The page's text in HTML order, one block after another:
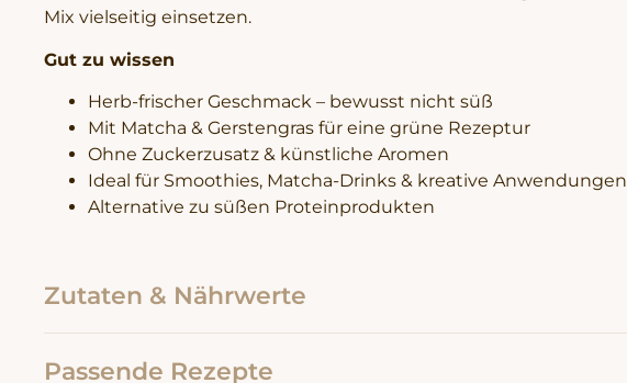
Mix vielseitig einsetzen.
Gut zu wissen
Herb-frischer Geschmack – bewusst nicht süß
Mit Matcha & Gerstengras für eine grüne Rezeptur
Ohne Zuckerzusatz & künstliche Aromen
Ideal für Smoothies, Matcha-Drinks & kreative Anwendungen
Alternative zu süßen Proteinprodukten
Zutaten & Nährwerte
Passende Rezepte